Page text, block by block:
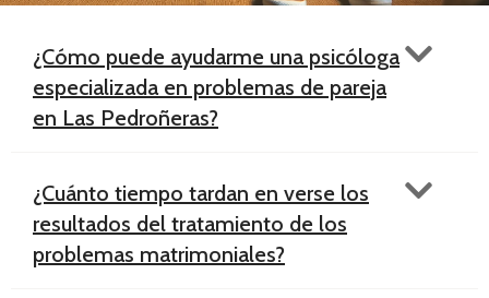
¿Cómo puede ayudarme una psicóloga
especializada en problemas de pareja
en Las Pedroñeras​?
¿Cuánto tiempo tardan en verse los
resultados del tratamiento de los
problemas matrimoniales?